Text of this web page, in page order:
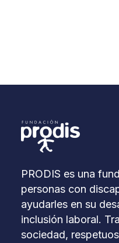
PRODIS es una
personas con
ayudarles en su
inclusión laboral.
sociedad,